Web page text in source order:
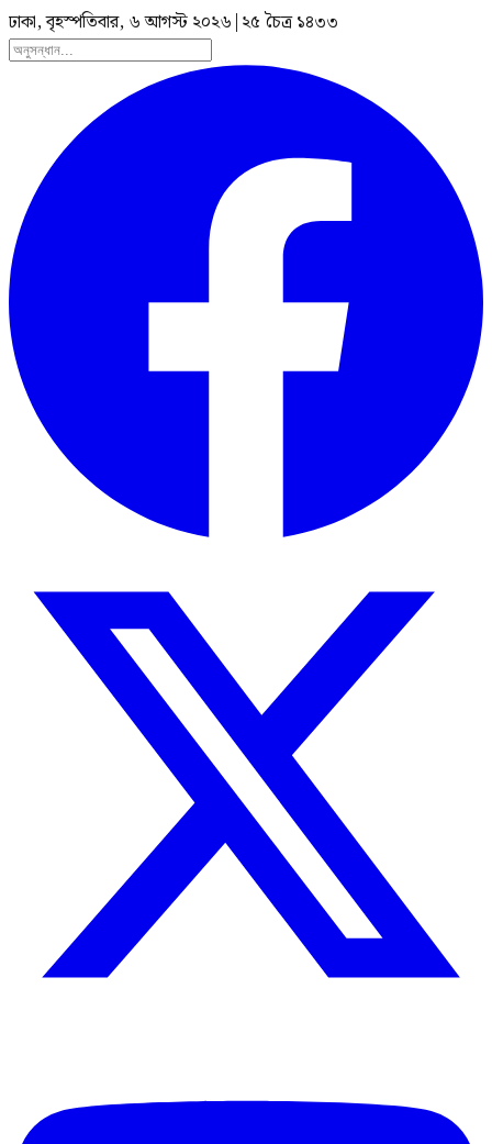
ঢাকা, বৃহস্পতিবার, ৬ আগস্ট ২০২৬ | ২৫ চৈত্র ১৪৩৩